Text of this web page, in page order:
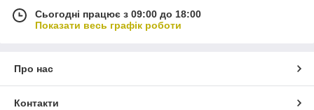
Сьогодні працює з 09:00 до 18:00
Показати весь графік роботи
Про нас
Контакти